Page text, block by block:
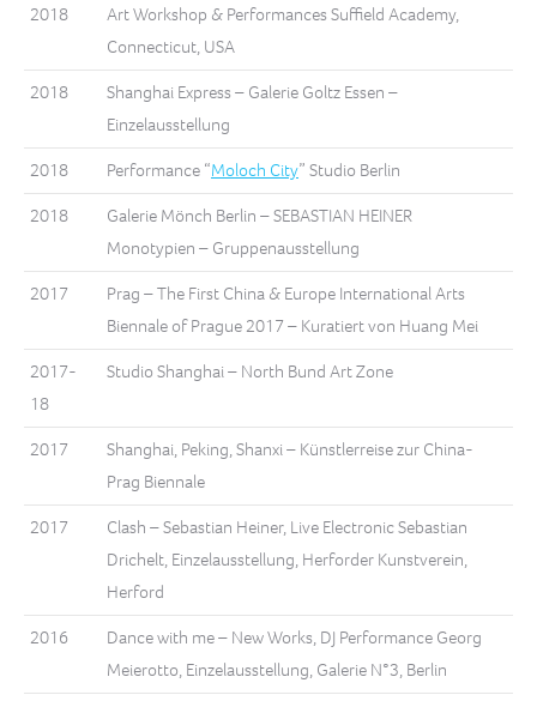
2018
Art Workshop & Performances Suffield Academy,
Connecticut, USA
2018
Shanghai Express – Galerie Goltz Essen –
Einzelausstellung
2018
Performance “Moloch City” Studio Berlin
2018
Galerie Mönch Berlin – SEBASTIAN HEINER
Monotypien – Gruppenausstellung
2017
Prag – The First China & Europe International Arts
Biennale of Prague 2017 – Kuratiert von Huang Mei
2017-
18
Studio Shanghai – North Bund Art Zone
2017
Shanghai, Peking, Shanxi – Künstlerreise zur China-
Prag Biennale
2017
Clash – Sebastian Heiner, Live Electronic Sebastian
Drichelt, Einzelausstellung, Herforder Kunstverein,
Herford
2016
Dance with me – New Works, DJ Performance Georg
Meierotto, Einzelausstellung, Galerie N°3, Berlin